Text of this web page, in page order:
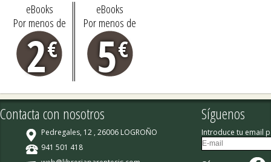
eBooks
Por menos de
2€
eBooks
Por menos de
5€
Contacta con nosotros
Pedregales, 12 , 26006 LOGROÑO
941 501 418
Síguenos
Introduce tu email